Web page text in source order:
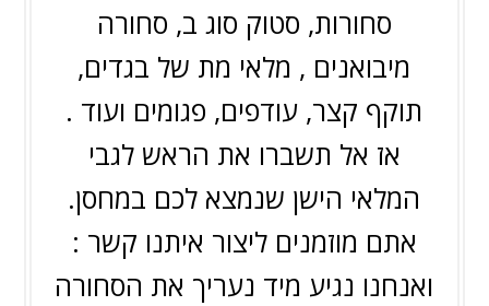
סחורות, סטוק סוג ב, סחורה
מיבואנים , מלאי מת של בגדים,
תוקף קצר, עודפים, פגומים ועוד .
אז אל תשברו את הראש לגבי
המלאי הישן שנמצא לכם במחסן.
אתם מוזמנים ליצור איתנו קשר :
ואנחנו נגיע מיד נעריך את הסחורה